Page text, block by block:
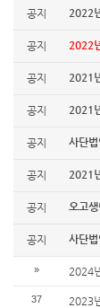
공지 2022
공지 2022
공지 2021
공지 2021
공지 사단
공지 2021
공지 오고
공지 사단
» 2024
37 2023